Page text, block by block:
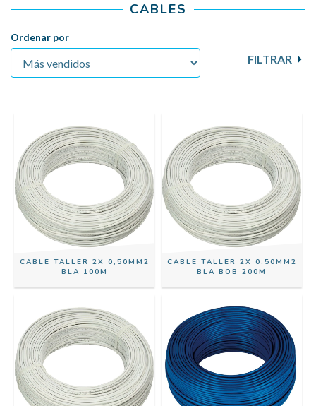
CABLES
Ordenar por
FILTRAR
CABLE TALLER 2X 0,50MM2
BLA 100M
CABLE TALLER 2X 0,50MM2
BLA BOB 200M